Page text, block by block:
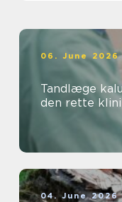
06. June 2026
Tandlæge kalundborg
den rette
04. June 2026